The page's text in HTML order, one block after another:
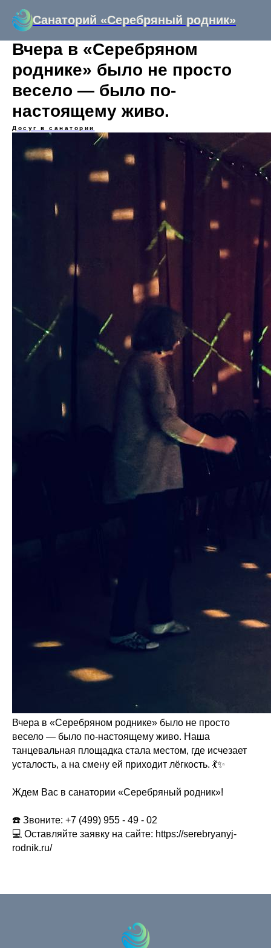
Санаторий «Серебряный родник»
Вчера в «Серебряном
роднике» было не просто
весело — было по-
настоящему живо.
Досуг в санатории
Вчера в «Серебряном роднике» было не просто
весело — было по-настоящему живо. Наша
танцевальная площадка стала местом, где исчезает
усталость, а на смену ей приходит лёгкость. 💃✨
Ждем Вас в санатории «Серебряный родник»!
☎️ Звоните: +7 (499) 955 - 49 - 02
💻 Оставляйте заявку на сайте: https://serebryanyj-
rodnik.ru/